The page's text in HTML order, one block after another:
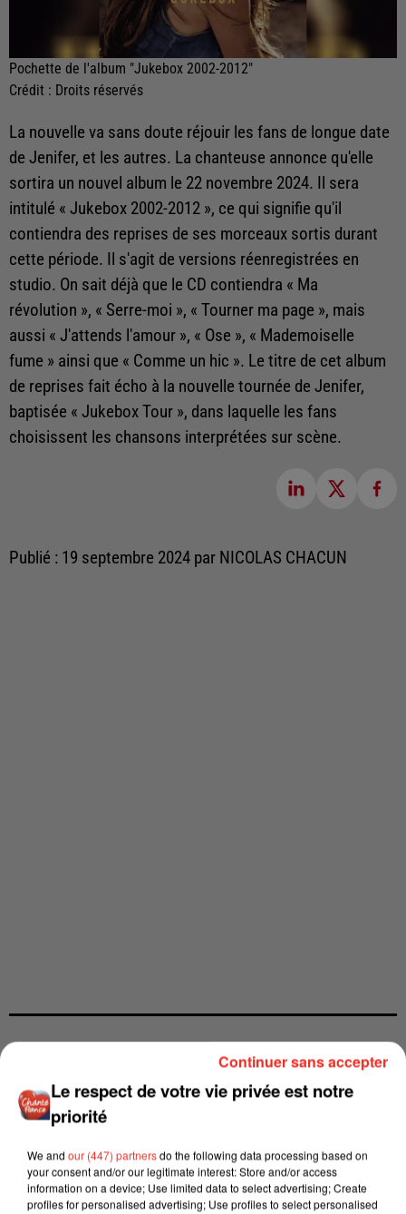
Pochette de l'album "Jukebox 2002-2012"
Crédit : Droits réservés
La nouvelle va sans doute réjouir les fans de longue date
de Jenifer, et les autres. La chanteuse annonce qu'elle
sortira un nouvel album le 22 novembre 2024. Il sera
intitulé « Jukebox 2002-2012 », ce qui signifie qu'il
contiendra des reprises de ses morceaux sortis durant
cette période. Il s'agit de versions réenregistrées en
studio. On sait déjà que le CD contiendra « Ma
révolution », « Serre-moi », « Tourner ma page », mais
aussi « J'attends l'amour », « Ose », « Mademoiselle
fume » ainsi que « Comme un hic ». Le titre de cet album
de reprises fait écho à la nouvelle tournée de Jenifer,
baptisée « Jukebox Tour », dans laquelle les fans
choisissent les chansons interprétées sur scène.
Publié : 19 septembre 2024 par NICOLAS CHACUN
Le respect de votre vie privée est notre
priorité
We and our (447) partnersdo the following data processing based on
your consent and/or our legitimate interest: Store and/or access
information on a device; Use limited data to select advertising; Create
profiles for personalised advertising; Use profiles to select personalised
Continuer sans accepter